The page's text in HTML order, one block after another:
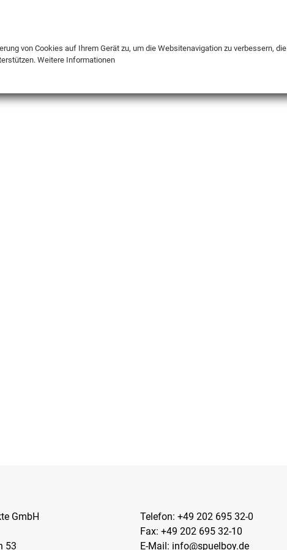
GmbH
53
Telefon: +49 202 695 32-0
Fax: +49 202 695 32-10
E-Mail: info@spuelboy.de
von Cookies auf Ihrem Gerät zu, um die Websitenavigation zu verbessern, die
Weitere Informationen